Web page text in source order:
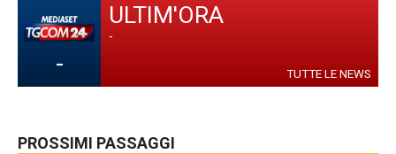
-
ULTIM'ORA
-
TUTTE LE NEWS
PROSSIMI PASSAGGI